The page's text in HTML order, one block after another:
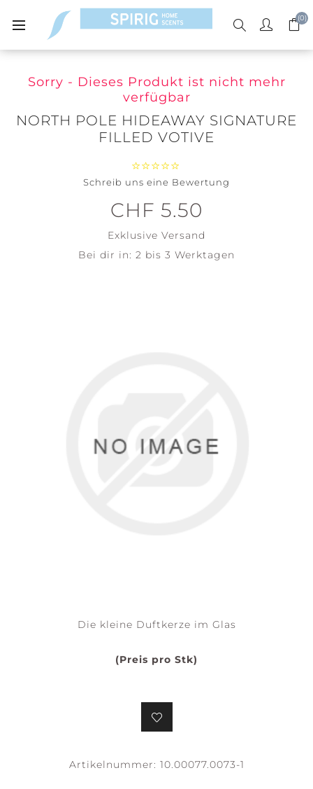
(0)
Sorry - Dieses Produkt ist nicht mehr
verfügbar
NORTH POLE HIDEAWAY SIGNATURE
FILLED VOTIVE
Schreib uns eine Bewertung
CHF 5.50
Exklusive Versand
Bei dir in: 2 bis 3 Werktagen
Die kleine Duftkerze im Glas
(Preis pro Stk)
Artikelnummer: 10.00077.0073-1